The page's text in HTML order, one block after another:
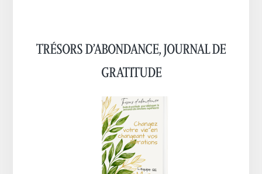
TRÉSORS D’ABONDANCE, JOURNAL DE
GRATITUDE